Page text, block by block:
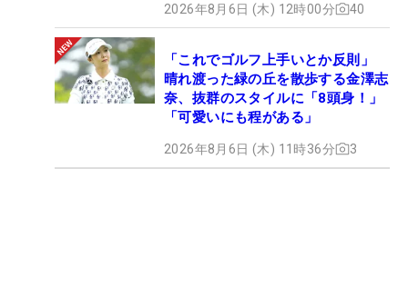
2026年8月6日 (木) 12時00分 40
「これでゴルフ上手いとか反則」
晴れ渡った緑の丘を散歩する金澤志
奈、抜群のスタイルに「8頭身！」
「可愛いにも程がある」
2026年8月6日 (木) 11時36分 3